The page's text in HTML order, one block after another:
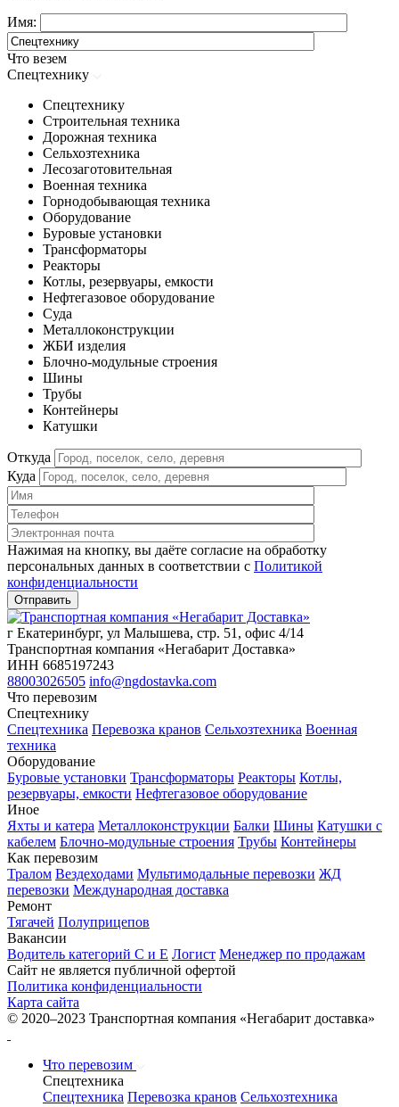
Имя:
Что везем
Спецтехнику
Спецтехнику
Строительная техника
Дорожная техника
Сельхозтехника
Лесозаготовительная
Военная техника
Горнодобывающая техника
Оборудование
Буровые установки
Трансформаторы
Реакторы
Котлы, резервуары, емкости
Нефтегазовое оборудование
Cуда
Металлоконструкции
ЖБИ изделия
Блочно-модульные строения
Шины
Трубы
Контейнеры
Катушки
Откуда
Куда
Нажимая на кнопку, вы даёте согласие на обработку
персональных данных в соответствии c Политикой
конфиденциальности
г Екатеринбург, ул Малышева, стр. 51, офис 4/14
Транспортная компания «Негабарит Доставка»
ИНН 6685197243
88003026505 info@ngdostavka.com
Что перевозим
Спецтехнику
Спецтехника Перевозка кранов Сельхозтехника Военная
техника
Оборудование
Буровые установки Трансформаторы Реакторы Котлы,
резервуары, емкости Нефтегазовое оборудование
Иное
Яхты и катера Металлоконструкции Балки Шины Катушки с
кабелем Блочно-модульные строения Трубы Контейнеры
Как перевозим
Тралом Вездеходами Мультимодальные перевозки ЖД
перевозки Международная доставка
Ремонт
Тягачей Полуприцепов
Вакансии
Водитель категорий С и Е Логист Менеджер по продажам
Сайт не является публичной офертой
Политика конфиденциальности
Карта сайта
© 2020–2023 Транспортная компания «Негабарит доставка»
Что перевозим
Спецтехника
Спецтехника Перевозка кранов Сельхозтехника